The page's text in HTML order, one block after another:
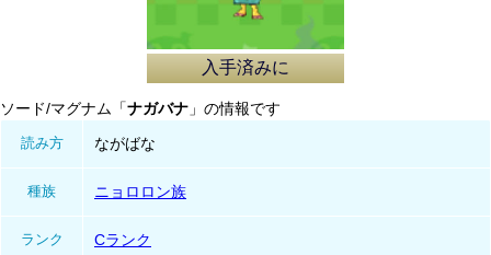
入手済みに
ソード/マグナム「 ナガバナ 」の情報です
読み方 ながばな
種族 ニョロロン族
ランク Cランク